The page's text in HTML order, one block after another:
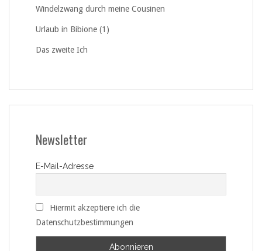
Windelzwang durch meine Cousinen
Urlaub in Bibione (1)
Das zweite Ich
Newsletter
E-Mail-Adresse
Hiermit akzeptiere ich die
Datenschutzbestimmungen